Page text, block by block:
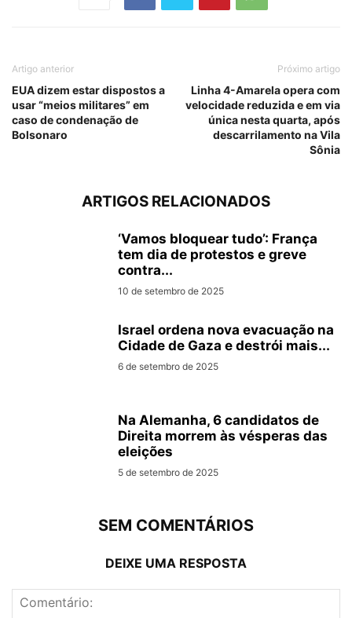
Artigo anterior
EUA dizem estar dispostos a
usar “meios militares” em
caso de condenação de
Bolsonaro
Próximo artigo
Linha 4-Amarela opera com
velocidade reduzida e em via
única nesta quarta, após
descarrilamento na Vila
Sônia
ARTIGOS RELACIONADOS
‘Vamos bloquear tudo’: França
tem dia de protestos e greve
contra...
10 de setembro de 2025
Israel ordena nova evacuação na
Cidade de Gaza e destrói mais...
6 de setembro de 2025
Na Alemanha, 6 candidatos de
Direita morrem às vésperas das
eleições
5 de setembro de 2025
SEM COMENTÁRIOS
DEIXE UMA RESPOSTA